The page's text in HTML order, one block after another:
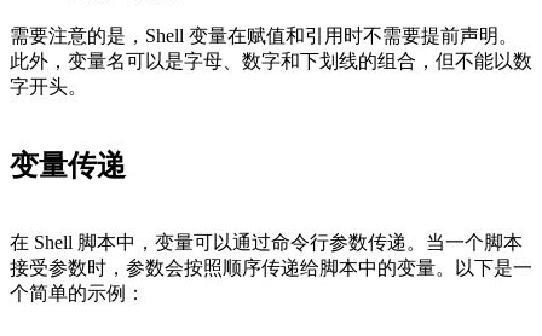
需要注意的是，Shell 变量在赋值和引用时不需要提前声明。
此外，变量名可以是字母、数字和下划线的组合，但不能以数
字开头。
变量传递
在 Shell 脚本中，变量可以通过命令行参数传递。当一个脚本
接受参数时，参数会按照顺序传递给脚本中的变量。以下是一
个简单的示例：